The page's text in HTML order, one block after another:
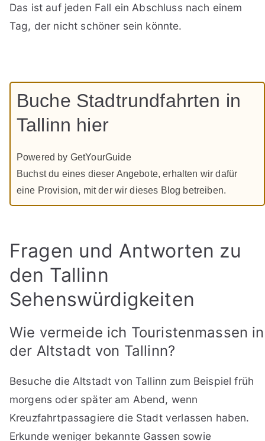
Das ist auf jeden Fall ein Abschluss nach einem
Tag, der nicht schöner sein könnte.
Buche Stadtrundfahrten in
Tallinn hier
Powered by GetYourGuide
Buchst du eines dieser Angebote, erhalten wir dafür
eine Provision, mit der wir dieses Blog betreiben.
Fragen und Antworten zu
den Tallinn
Sehenswürdigkeiten
Wie vermeide ich Touristenmassen in
der Altstadt von Tallinn?
Besuche die Altstadt von Tallinn zum Beispiel früh
morgens oder später am Abend, wenn
Kreuzfahrtpassagiere die Stadt verlassen haben.
Erkunde weniger bekannte Gassen sowie